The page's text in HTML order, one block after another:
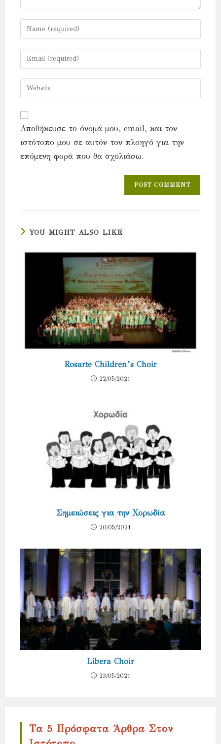
Enter
your
name
or
comment
Enter
your
email
address
Enter
your
URL
(optional)
Αποθήκευσε το όνομά μου, email, και τον
ιστότοπο μου σε αυτόν τον πλοηγό για την
επόμενη φορά που θα σχολιάσω.
YOU MIGHT ALSO LIKE
Rosarte Children’s Choir
22/05/2021
Σημειώσεις για την Χορωδία
20/05/2021
Libera Choir
23/05/2021
Τα 5 Πρόσφατα Άρθρα Στον